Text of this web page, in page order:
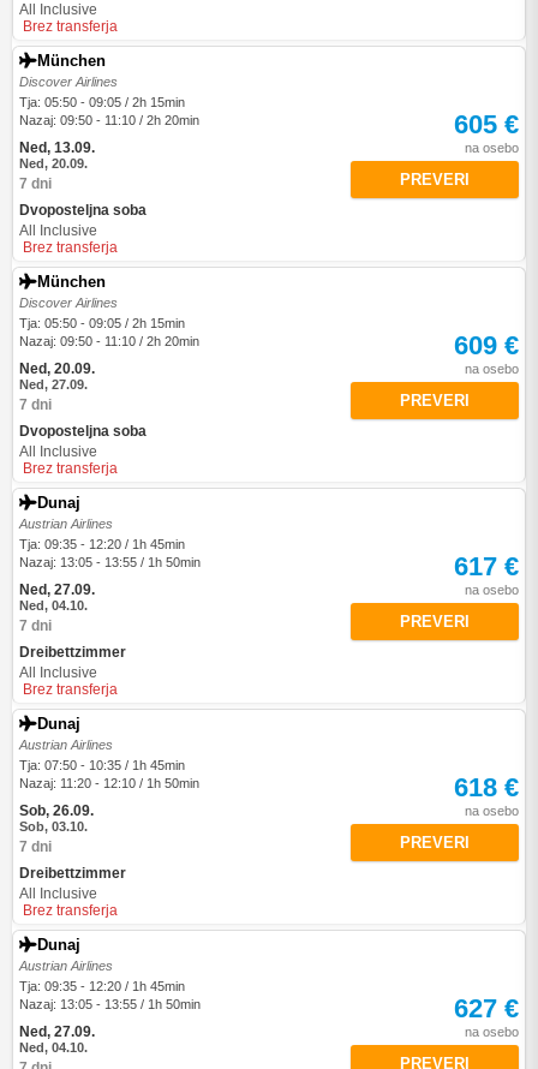
All Inclusive
Brez transferja
München
Discover Airlines
Tja: 05:50 - 09:05 / 2h 15min
Nazaj: 09:50 - 11:10 / 2h 20min
Ned, 13.09.
Ned, 20.09.
7 dni
Dvoposteljna soba
All Inclusive
Brez transferja
605 €
na osebo
PREVERI
München
Discover Airlines
Tja: 05:50 - 09:05 / 2h 15min
Nazaj: 09:50 - 11:10 / 2h 20min
Ned, 20.09.
Ned, 27.09.
7 dni
Dvoposteljna soba
All Inclusive
Brez transferja
609 €
na osebo
PREVERI
Dunaj
Austrian Airlines
Tja: 09:35 - 12:20 / 1h 45min
Nazaj: 13:05 - 13:55 / 1h 50min
Ned, 27.09.
Ned, 04.10.
7 dni
Dreibettzimmer
All Inclusive
Brez transferja
617 €
na osebo
PREVERI
Dunaj
Austrian Airlines
Tja: 07:50 - 10:35 / 1h 45min
Nazaj: 11:20 - 12:10 / 1h 50min
Sob, 26.09.
Sob, 03.10.
7 dni
Dreibettzimmer
All Inclusive
Brez transferja
618 €
na osebo
PREVERI
Dunaj
Austrian Airlines
Tja: 09:35 - 12:20 / 1h 45min
Nazaj: 13:05 - 13:55 / 1h 50min
Ned, 27.09.
Ned, 04.10.
627 €
na osebo
PREVERI